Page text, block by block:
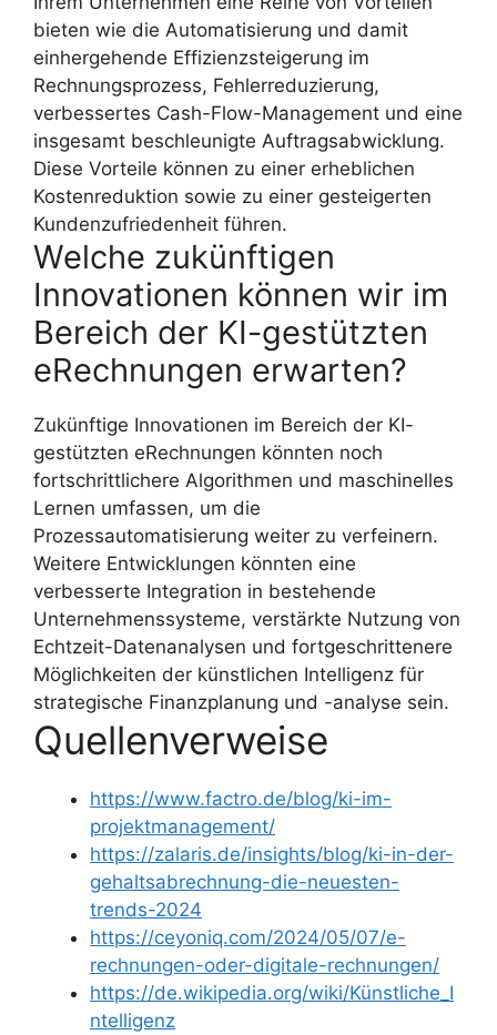
bieten wie die Automatisierung und damit
einhergehende Effizienzsteigerung im
Rechnungsprozess, Fehlerreduzierung,
verbessertes Cash-Flow-Management und eine
insgesamt beschleunigte Auftragsabwicklung.
Diese Vorteile können zu einer erheblichen
Kostenreduktion sowie zu einer gesteigerten
Kundenzufriedenheit führen.
Welche zukünftigen
Innovationen können wir im
Bereich der KI-gestützten
eRechnungen erwarten?
Zukünftige Innovationen im Bereich der KI-
gestützten eRechnungen könnten noch
fortschrittlichere Algorithmen und maschinelles
Lernen umfassen, um die
Prozessautomatisierung weiter zu verfeinern.
Weitere Entwicklungen könnten eine
verbesserte Integration in bestehende
Unternehmenssysteme, verstärkte Nutzung von
Echtzeit-Datenanalysen und fortgeschrittenere
Möglichkeiten der künstlichen Intelligenz für
strategische Finanzplanung und -analyse sein.
Quellenverweise
https://www.factro.de/blog/ki-im-
projektmanagement/
https://zalaris.de/insights/blog/ki-in-der-
gehaltsabrechnung-die-neuesten-
trends-2024
https://ceyoniq.com/2024/05/07/e-
rechnungen-oder-digitale-rechnungen/
https://de.wikipedia.org/wiki/Künstliche_I
ntelligenz